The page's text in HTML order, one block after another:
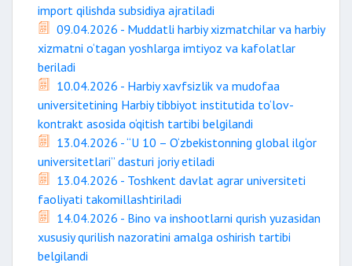
import qilishda subsidiya ajratiladi
09.04.2026 - Muddatli harbiy xizmatchilar va harbiy
xizmatni o‘tagan yoshlarga imtiyoz va kafolatlar
beriladi
10.04.2026 - Harbiy xavfsizlik va mudofaa
universitetining Harbiy tibbiyot institutida to‘lov-
kontrakt asosida o‘qitish tartibi belgilandi
13.04.2026 - “U 10 – O‘zbekistonning global ilg‘or
universitetlari” dasturi joriy etiladi
13.04.2026 - Toshkent davlat agrar universiteti
faoliyati takomillashtiriladi
14.04.2026 - Bino va inshootlarni qurish yuzasidan
xususiy qurilish nazoratini amalga oshirish tartibi
belgilandi